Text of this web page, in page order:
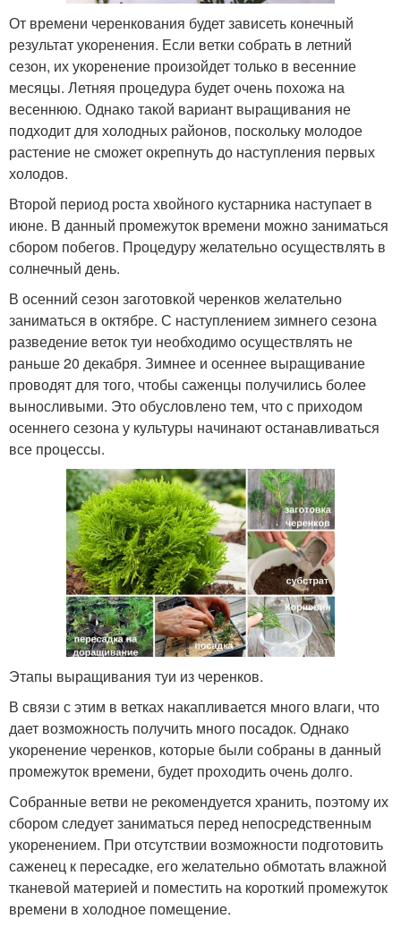
От времени черенкования будет зависеть конечный
результат укоренения. Если ветки собрать в летний
сезон, их укоренение произойдет только в весенние
месяцы. Летняя процедура будет очень похожа на
весеннюю. Однако такой вариант выращивания не
подходит для холодных районов, поскольку молодое
растение не сможет окрепнуть до наступления первых
холодов.
Второй период роста хвойного кустарника наступает в
июне. В данный промежуток времени можно заниматься
сбором побегов. Процедуру желательно осуществлять в
солнечный день.
В осенний сезон заготовкой черенков желательно
заниматься в октябре. С наступлением зимнего сезона
разведение веток туи необходимо осуществлять не
раньше 20 декабря. Зимнее и осеннее выращивание
проводят для того, чтобы саженцы получились более
выносливыми. Это обусловлено тем, что с приходом
осеннего сезона у культуры начинают останавливаться
все процессы.
Этапы выращивания туи из черенков.
В связи с этим в ветках накапливается много влаги, что
дает возможность получить много посадок. Однако
укоренение черенков, которые были собраны в данный
промежуток времени, будет проходить очень долго.
Собранные ветви не рекомендуется хранить, поэтому их
сбором следует заниматься перед непосредственным
укоренением. При отсутствии возможности подготовить
саженец к пересадке, его желательно обмотать влажной
тканевой материей и поместить на короткий промежуток
времени в холодное помещение.